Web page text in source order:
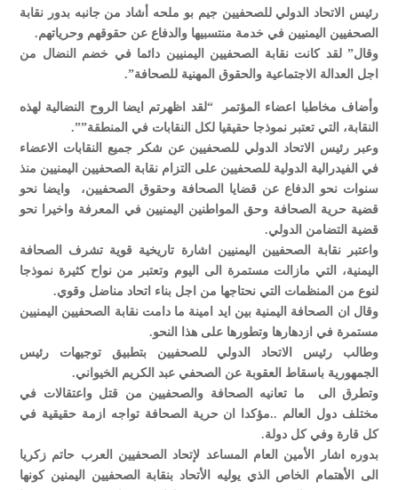
رئيس الاتحاد الدولي للصحفيين جيم بو ملحه أشاد من جانبه بدور نقابة
الصحفيين اليمنيين في خدمة منتسبيها والدفاع عن حقوقهم وحرياتهم.
وقال” لقد كانت نقابة الصحفيين اليمنيين دائما في خضم النضال من
اجل العدالة الاجتماعية والحقوق المهنية للصحافة”.
وأضاف مخاطبا اعضاء المؤتمر “لقد اظهرتم ايضا الروح النضالية لهذه
النقابة، التي تعتبر نموذجا حقيقيا لكل النقابات في المنطقة””.
وعبر رئيس الاتحاد الدولي للصحفيين عن شكر جميع النقابات الاعضاء
في الفيدرالية الدولية للصحفيين على التزام نقابة الصحفيين اليمنيين منذ
سنوات نحو الدفاع عن قضايا الصحافة وحقوق الصحفيين، وايضا نحو
قضية حرية الصحافة وحق المواطنين اليمنيين في المعرفة واخيرا نحو
قضية التضامن الدولي.
واعتبر نقابة الصحفيين اليمنيين اشارة تاريخية قوية تشرف الصحافة
اليمنية، التي مازالت مستمرة الى اليوم وتعتبر من نواح كثيرة نموذجا
لنوع من المنظمات التي نحتاجها من اجل بناء اتحاد مناضل وقوي.
وقال ان الصحافة اليمنية بين ايد امينة ما دامت نقابة الصحفيين اليمنيين
مستمرة في ازدهارها وتطورها على هذا النحو.
وطالب رئيس الاتحاد الدولي للصحفيين بتطبيق توجيهات رئيس
الجمهورية باسقاط العقوبة عن الصحفي عبد الكريم الخيواني.
وتطرق الى ما تعانيه الصحافة والصحفيين من قتل واعتقالات في
مختلف دول العالم ..مؤكدا ان حرية الصحافة تواجه ازمة حقيقية في
كل قارة وفي كل دولة.
بدوره اشار الأمين العام المساعد لإتحاد الصحفيين العرب حاتم زكريا
الى الأهتمام الخاص الذي يوليه الأتحاد بنقابة الصحفيين اليمنين كونها